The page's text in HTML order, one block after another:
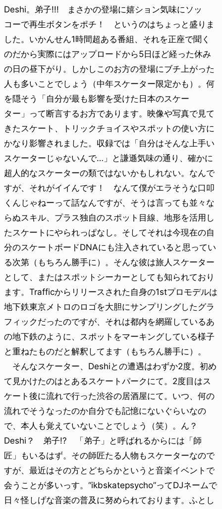
Deshi。弟子!!! まさかの登場に嬉ション気味にソッ
コーで再生ボタンをポチ！ というのはちょっと盛りま
した。いかんせん1時間超ある番組、それを正座で聞く
のだから実際にはアップロードから5日ほど経った休み
の日の昼下がり。しかしこのお方の登場にブチ上がった
人も多いことでしょう（中年スケーター限定かも）。何
を隠そう「自分が最も影響を受けた日本のスケー
ター」って断言するお方であります。映像や写真で見て
きたスケート、トリックチョイスやスポットの使い方に
かなり影響されました。収録では「自分はそんな上手い
スケーターじゃないんで…」と謙遜気味の通り、確かに
超人的なスケーターの類ではないかもしれない。なんで
すが、それがイイんです！ なんて僕がエラそうな口叩
くんじゃねーって話なんですが、そうは言っても並々な
らぬスキル、プラス独自のスポット目線、地形を活用し
たスケートにやられっぱなし。そしてそれは今現在の自
分のスケートボードDNAにも注入されていると思ってい
る次第（もちろん勝手に）。そんな彼は旅人スケーター
として、またはスポットシーカーとしても知られており
ます。Trafficからリリースされた自身の1stプロモデルは
地下鉄東京メトロのロゴを大胆にサンプリングしたグラ
フィックだったのですが、それは都内を網羅しているあ
の地下鉄のように、スポットをマーキングしている様子
と重ねたものだと解釈してます（もちろん勝手に）。
そんなスケーター、Deshiとの遭遇はわずか2度。初め
て見かけたのはとあるスケートパークにて。2度目はス
ケート後に流れで行った渋谷の居酒屋にて。いつ、何の
流れでそうなったのか自分でも記憶にないぐらいなの
で、本人も覚えていないことでしょう（笑）。ん？
Deshi？ 弟子!? 「弟子」と呼ばれるからには「師
匠」もいるはず。その師匠たる人物もスケーターなので
すが、最近はその方とどちらかというと音楽イベントで
会うことが多いっす。“ikbskatepsycho”ってDJネームで
日々怪しげな音楽の普及に努められております。ふとし